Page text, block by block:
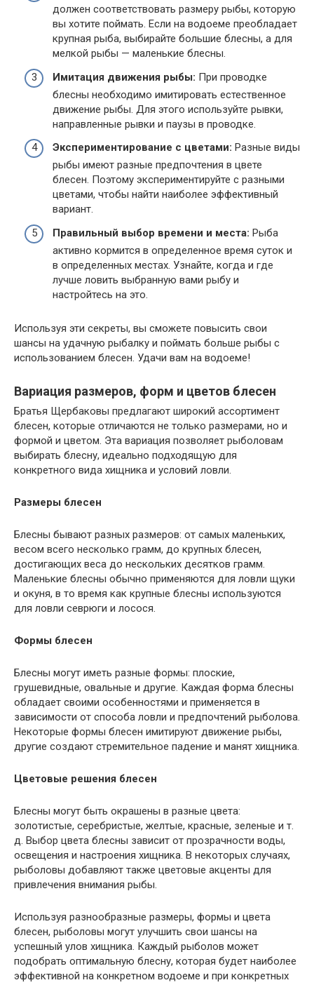
должен соответствовать размеру рыбы, которую
вы хотите поймать. Если на водоеме преобладает
крупная рыба, выбирайте большие блесны, а для
мелкой рыбы — маленькие блесны.
Имитация движения рыбы: При проводке
блесны необходимо имитировать естественное
движение рыбы. Для этого используйте рывки,
направленные рывки и паузы в проводке.
Экспериментирование с цветами: Разные виды
рыбы имеют разные предпочтения в цвете
блесен. Поэтому экспериментируйте с разными
цветами, чтобы найти наиболее эффективный
вариант.
Правильный выбор времени и места: Рыба
активно кормится в определенное время суток и
в определенных местах. Узнайте, когда и где
лучше ловить выбранную вами рыбу и
настройтесь на это.
Используя эти секреты, вы сможете повысить свои
шансы на удачную рыбалку и поймать больше рыбы с
использованием блесен. Удачи вам на водоеме!
Вариация размеров, форм и цветов блесен
Братья Щербаковы предлагают широкий ассортимент
блесен, которые отличаются не только размерами, но и
формой и цветом. Эта вариация позволяет рыболовам
выбирать блесну, идеально подходящую для
конкретного вида хищника и условий ловли.
Размеры блесен
Блесны бывают разных размеров: от самых маленьких,
весом всего несколько грамм, до крупных блесен,
достигающих веса до нескольких десятков грамм.
Маленькие блесны обычно применяются для ловли щуки
и окуня, в то время как крупные блесны используются
для ловли севрюги и лосося.
Формы блесен
Блесны могут иметь разные формы: плоские,
грушевидные, овальные и другие. Каждая форма блесны
обладает своими особенностями и применяется в
зависимости от способа ловли и предпочтений рыболова.
Некоторые формы блесен имитируют движение рыбы,
другие создают стремительное падение и манят хищника.
Цветовые решения блесен
Блесны могут быть окрашены в разные цвета:
золотистые, серебристые, желтые, красные, зеленые и т.
д. Выбор цвета блесны зависит от прозрачности воды,
освещения и настроения хищника. В некоторых случаях,
рыболовы добавляют также цветовые акценты для
привлечения внимания рыбы.
Используя разнообразные размеры, формы и цвета
блесен, рыболовы могут улучшить свои шансы на
успешный улов хищника. Каждый рыболов может
подобрать оптимальную блесну, которая будет наиболее
эффективной на конкретном водоеме и при конкретных